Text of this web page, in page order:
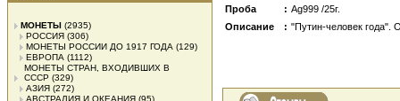
МОНЕТЫ (2935)
РОССИЯ (306)
МОНЕТЫ РОССИИ ДО 1917 ГОДА (129)
ЕВРОПА (1112)
МОНЕТЫ СТРАН, ВХОДИВШИХ В
СССР (329)
АЗИЯ (272)
АВСТРАЛИЯ И ОКЕАНИЯ (95)
Проба
: Ag999 /25г.
Описание
: "Путин-человек года".